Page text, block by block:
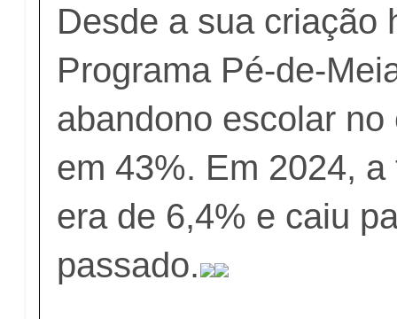
Desde a sua criação
Programa Pé-de-
abandono escolar
em 43%. Em 2024,
era de 6,4% e caiu
passado.